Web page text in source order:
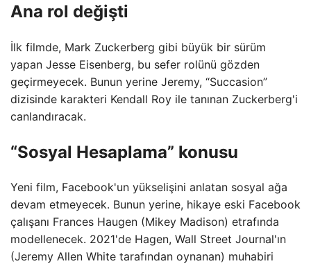
Ana rol değişti
İlk filmde, Mark Zuckerberg gibi büyük bir sürüm
yapan Jesse Eisenberg, bu sefer rolünü gözden
geçirmeyecek. Bunun yerine Jeremy, “Succasion”
dizisinde karakteri Kendall Roy ile tanınan Zuckerberg'i
canlandıracak.
“Sosyal Hesaplama” konusu
Yeni film, Facebook'un yükselişini anlatan sosyal ağa
devam etmeyecek. Bunun yerine, hikaye eski Facebook
çalışanı Frances Haugen (Mikey Madison) etrafında
modellenecek. 2021'de Hagen, Wall Street Journal'ın
(Jeremy Allen White tarafından oynanan) muhabiri